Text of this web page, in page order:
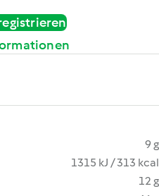
9 g
1315 kJ / 313 kcal
12 g